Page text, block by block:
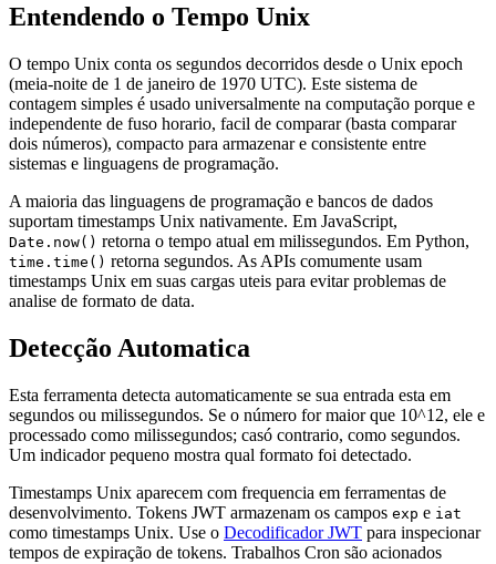
Entendendo o Tempo Unix
O tempo Unix conta os segundos decorridos desde o Unix epoch
(meia-noite de 1 de janeiro de 1970 UTC). Este sistema de
contagem simples é usado universalmente na computação porque e
independente de fuso horario, facil de comparar (basta comparar
dois números), compacto para armazenar e consistente entre
sistemas e linguagens de programação.
A maioria das linguagens de programação e bancos de dados
suportam timestamps Unix nativamente. Em JavaScript,
Date.now() retorna o tempo atual em milissegundos. Em Python,
time.time() retorna segundos. As APIs comumente usam
timestamps Unix em suas cargas uteis para evitar problemas de
analise de formato de data.
Detecção Automatica
Esta ferramenta detecta automaticamente se sua entrada esta em
segundos ou milissegundos. Se o número for maior que 10^12, ele e
processado como milissegundos; casó contrario, como segundos.
Um indicador pequeno mostra qual formato foi detectado.
Timestamps Unix aparecem com frequencia em ferramentas de
desenvolvimento. Tokens JWT armazenam os campos exp e iat
como timestamps Unix. Use o Decodificador JWT para inspecionar
tempos de expiração de tokens. Trabalhos Cron são acionados